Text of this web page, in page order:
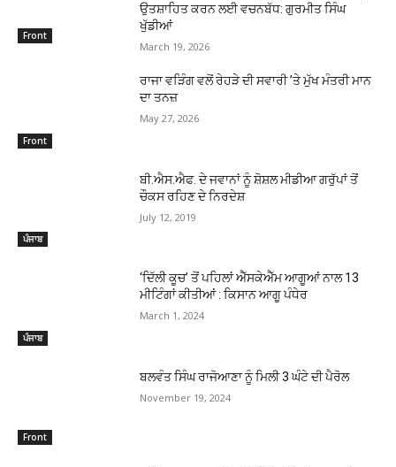
Front
ਉਤਸ਼ਾਹਿਤ ਕਰਨ ਲਈ ਵਚਨਬੱਧ: ਗੁਰਮੀਤ ਸਿੰਘ
ਖੁੱਡੀਆਂ
March 19, 2026
Front
ਰਾਜਾ ਵੜਿੰਗ ਵਲੋਂ ਰੇਹੜੇ ਦੀ ਸਵਾਰੀ ’ਤੇ ਮੁੱਖ ਮੰਤਰੀ ਮਾਨ
ਦਾ ਤਨਜ਼
May 27, 2026
ਪੰਜਾਬ
ਬੀ.ਐਸ.ਐਫ. ਦੇ ਜਵਾਨਾਂ ਨੂੰ ਸ਼ੋਸ਼ਲ ਮੀਡੀਆ ਗਰੁੱਪਾਂ ਤੋਂ
ਚੌਕਸ ਰਹਿਣ ਦੇ ਨਿਰਦੇਸ਼
July 12, 2019
ਪੰਜਾਬ
‘ਦਿੱਲੀ ਕੂਚ’ ਤੋਂ ਪਹਿਲਾਂ ਐੱਸਕੇਐੱਮ ਆਗੂਆਂ ਨਾਲ 13
ਮੀਟਿੰਗਾਂ ਕੀਤੀਆਂ : ਕਿਸਾਨ ਆਗੂ ਪੰਧੇਰ
March 1, 2024
Front
ਬਲਵੰਤ ਸਿੰਘ ਰਾਜੋਆਣਾ ਨੂੰ ਮਿਲੀ 3 ਘੰਟੇ ਦੀ ਪੈਰੋਲ
November 19, 2024